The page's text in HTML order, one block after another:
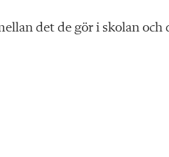
det de gör i skolan och